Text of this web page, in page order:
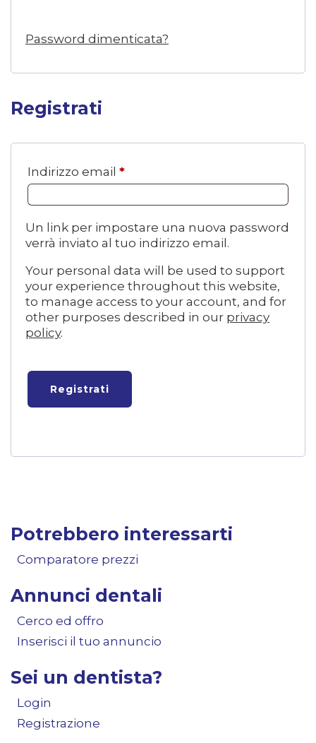
Password dimenticata?
Registrati
Indirizzo email *Richiesto
Un link per impostare una nuova password
verrà inviato al tuo indirizzo email.
Your personal data will be used to support
your experience throughout this website,
to manage access to your account, and for
other purposes described in our privacy
policy.
Registrati
Potrebbero interessarti
Comparatore prezzi
Annunci dentali
Cerco ed offro
Inserisci il tuo annuncio
Sei un dentista?
Login
Registrazione